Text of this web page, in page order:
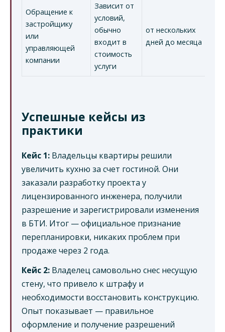
Обращение к
застройщику
или
управляющей
компании
Зависит от
условий,
обычно
входит в
стоимость
услуги
от нескольких
дней до месяца
Успешные кейсы из
практики
Кейс 1: Владельцы квартиры решили
увеличить кухню за счет гостиной. Они
заказали разработку проекта у
лицензированного инженера, получили
разрешение и зарегистрировали изменения
в БТИ. Итог — официальное признание
перепланировки, никаких проблем при
продаже через 2 года.
Кейс 2: Владелец самовольно снес несущую
стену, что привело к штрафу и
необходимости восстановить конструкцию.
Опыт показывает — правильное
оформление и получение разрешений